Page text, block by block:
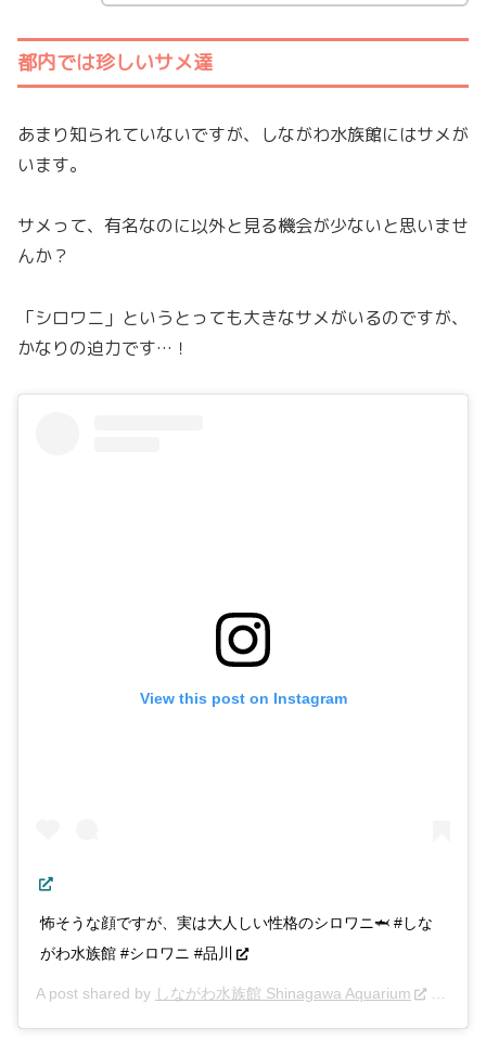
都内では珍しいサメ達
あまり知られていないですが、しながわ水族館にはサメが
います。
サメって、有名なのに以外と見る機会が少ないと思いませ
んか？
「シロワニ」というとっても大きなサメがいるのですが、
かなりの迫力です…！
View this post on Instagram
怖そうな顔ですが、実は大人しい性格のシロワニ🦈 #しな
がわ水族館 #シロワニ #品川
A post shared by しながわ水族館 Shinagawa Aquarium